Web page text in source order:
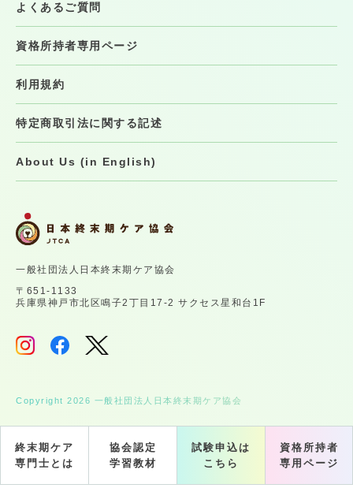
終末期ケア
専門士とは
協会認定
学習教材
試験申込は
こちら
資格所持者
専用ページ
一般社団法人日本終末期ケア協会
〒651-1133
兵庫県神戸市北区鳴子2丁目17-2 サクセス星和台1F
Copyright 2026 一般社団法人日本終末期ケア協会
よくあるご質問
資格所持者専用ページ
利用規約
特定商取引法に関する記述
About Us (in English)